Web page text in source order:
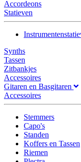
Accordeons
Statieven
Synths
Tassen
Zitbankjes
Accessoires
Gitaren en Basgitaren
Accessoires
Stemmers
Capo's
Standen
Koffers en Tassen
Riemen